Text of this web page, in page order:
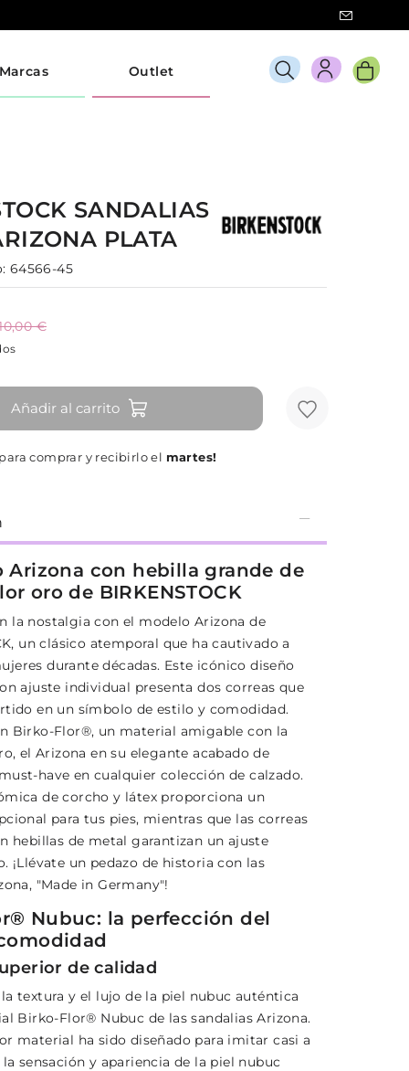
Outlet
SANDALIAS
PLATA
64566-45
€
Añadir al carrito
comprar y recibirlo el martes!
Arizona con hebilla grande de
oro de BIRKENSTOCK
la nostalgia con el modelo Arizona de
un clásico atemporal que ha cautivado a
durante décadas. Este icónico diseño
ajuste individual presenta dos correas que
en un símbolo de estilo y comodidad.
Birko-Flor®, un material amigable con la
el Arizona en su elegante acabado de
have en cualquier colección de calzado.
de corcho y látex proporciona un
para tus pies, mientras que las correas
hebillas de metal garantizan un ajuste
¡Llévate un pedazo de historia con las
"Made in Germany"!
Nubuc: la perfección del
de calidad
textura y el lujo de la piel nubuc auténtica
Birko-Flor® Nubuc de las sandalias Arizona.
material ha sido diseñado para imitar casi a
sensación y apariencia de la piel nubuc